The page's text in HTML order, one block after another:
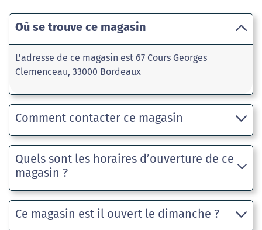
Où se trouve ce magasin
L'adresse de ce magasin est 67 Cours Georges
Clemenceau, 33000 Bordeaux
Comment contacter ce magasin
Quels sont les horaires d’ouverture de ce
magasin ?
Ce magasin est il ouvert le dimanche ?